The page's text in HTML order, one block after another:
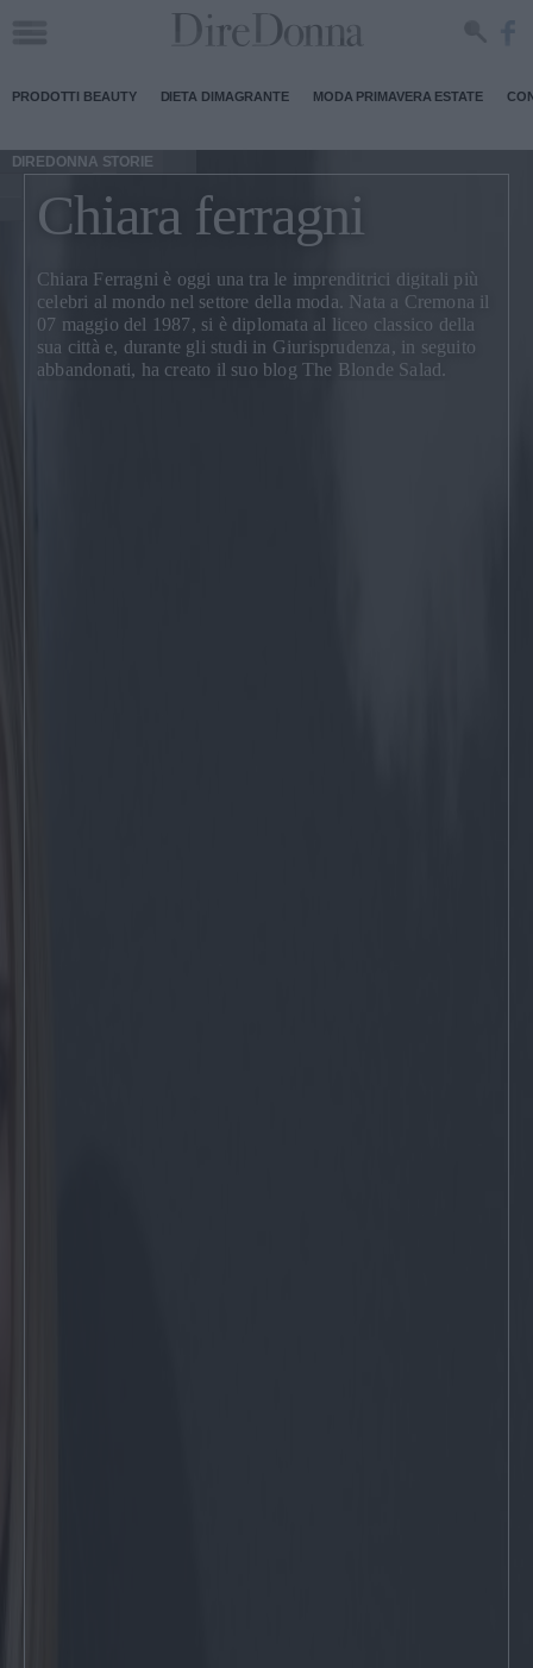
PRODOTTI BEAUTY DIETA DIMAGRANTE MODA PRIMAVERA ESTATE
DIREDONNA STORIE
Chiara ferragni
Chiara Ferragni è oggi una tra le imprenditrici digitali più
celebri al mondo nel settore della moda. Nata a Cremona il
07 maggio del 1987, si è diplomata al liceo classico della
sua città e, durante gli studi in Giurisprudenza, in seguito
abbandonati, ha creato il suo blog The Blonde Salad.